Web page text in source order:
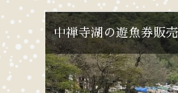
中禅寺湖の遊魚券販